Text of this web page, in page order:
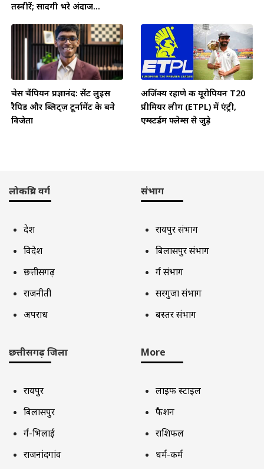
तस्वीरें; सादगी भरे अंदाज...
चेस चैंपियन प्रज्ञानंद: सेंट लुइस
रैपिड और ब्लिट्ज़ टूर्नामेंट के बने
विजेता
अजिंक्य रहाणे की यूरोपियन T20
प्रीमियर लीग (ETPL) में एंट्री,
एम्स्टर्डम फ्लेम्स से जुड़े
लोकप्रिय वर्ग
देश
विदेश
छत्तीसगढ़
राजनीती
अपराध
संभाग
रायपुर संभाग
बिलासपुर संभाग
दुर्ग संभाग
सरगुजा संभाग
बस्तर संभाग
छत्तीसगढ़ जिला
रायपुर
बिलासपुर
दुर्ग-भिलाई
राजनांदगांव
More
लाइफ स्टाइल
फैशन
राशिफल
धर्म-कर्म